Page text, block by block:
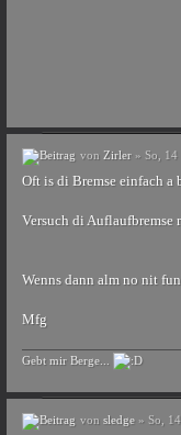
von Zirler » So,
Oft is di Bremse einfach a
Versuch di Auflaufbremse
Wenns dann alm no nit
Mfg
Gebt mir Berge...
von sledge » So,